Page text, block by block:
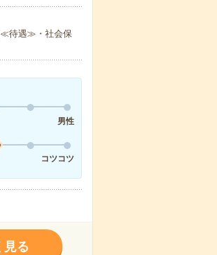
≪待遇≫・社会保
男性
コツコツ
見る